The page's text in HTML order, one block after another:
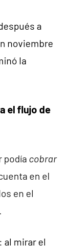
a
noviembre
la
el flujo de
podía cobrar
en el
en el
al mirar el